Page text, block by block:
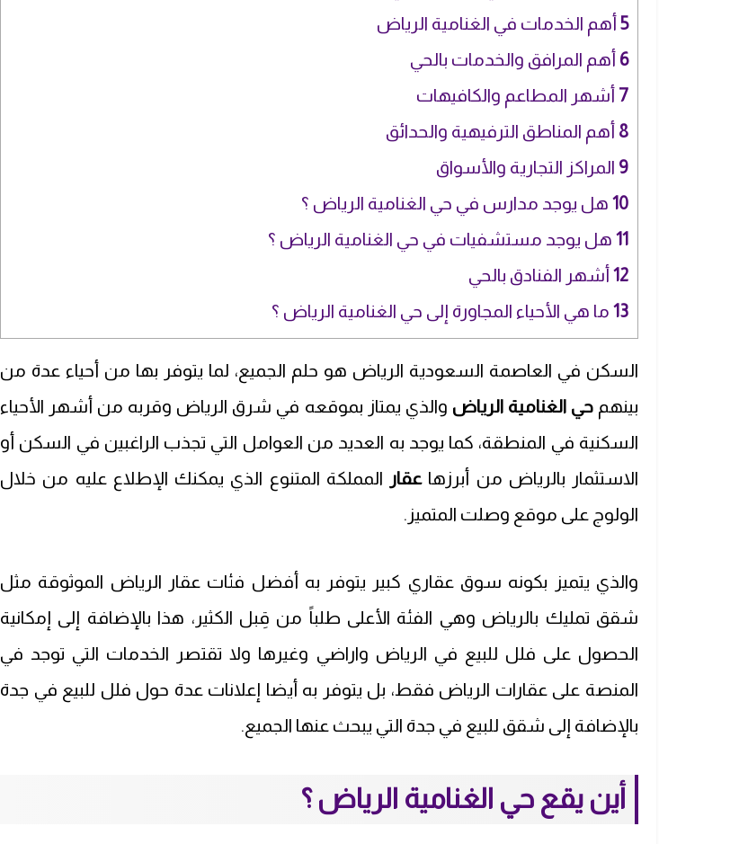
5 أهم الخدمات في الغنامية الرياض
6 أهم المرافق والخدمات بالحي
7 أشهر المطاعم والكافيهات
8 أهم المناطق الترفيهية والحدائق
9 المراكز التجارية والأسواق
10 هل يوجد مدارس في حي الغنامية الرياض ؟
11 هل يوجد مستشفيات في حي الغنامية الرياض ؟
12 أشهر الفنادق بالحي
13 ما هي الأحياء المجاورة إلى حي الغنامية الرياض ؟
السكن في العاصمة السعودية الرياض هو حلم الجميع، لما يتوفر بها من أحياء عدة من
بينهمحي الغنامية الرياض والذي يمتاز بموقعه في شرق الرياض وقربه من أشهر الأحياء
السكنية في المنطقة، كما يوجد به العديد من العوامل التي تجذب الراغبين في السكن أو
الاستثمار بالرياض من أبرزهاعقار المملكة المتنوع الذي يمكنك الإطلاع عليه من خلال
الولوج على موقع وصلت المتميز.
والذي يتميز بكونه سوق عقاري كبير يتوفر به أفضل فئات عقار الرياض الموثوقة مثل
شقق تمليك بالرياض وهي الفئة الأعلى طلباً من قِبل الكثير، هذا بالإضافة إلى إمكانية
الحصول على فلل للبيع في الرياض واراضي وغيرها ولا تقتصر الخدمات التي توجد في
المنصة على عقارات الرياض فقط، بل يتوفر به أيضا إعلانات عدة حول فلل للبيع في جدة
بالإضافة إلى شقق للبيع في جدة التي يبحث عنها الجميع.
أين يقع حي الغنامية الرياض ؟